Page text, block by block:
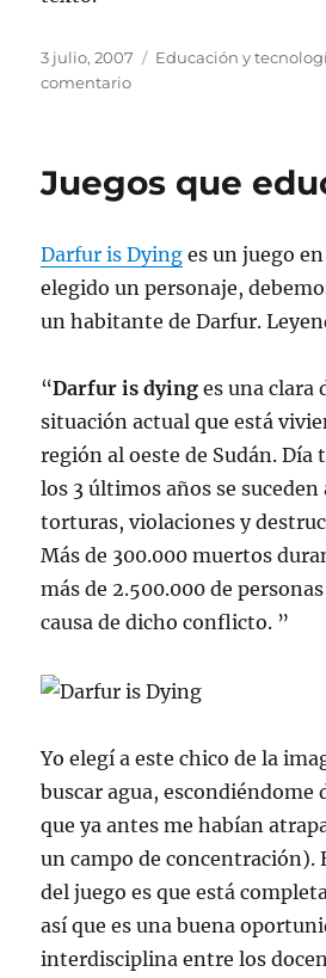
Publicado
el
3 julio, 2007 Categorías
Educación y
comentarioen
III
Juegos que
Darfur is Dying es un juego
elegido un personaje,
un habitante de Darfur.
“Darfur is dying es una clara
situación actual que está
región al oeste de Sudán. Día
los 3 últimos años se suceden
torturas, violaciones y
Más de 300.000 muertos
más de 2.500.000 de
causa de dicho conflicto. ”
Yo elegí a este chico de la
buscar agua, escondiéndome
que ya antes me habían
un campo de concentración).
del juego es que está
así que es una buena
interdisciplina entre los